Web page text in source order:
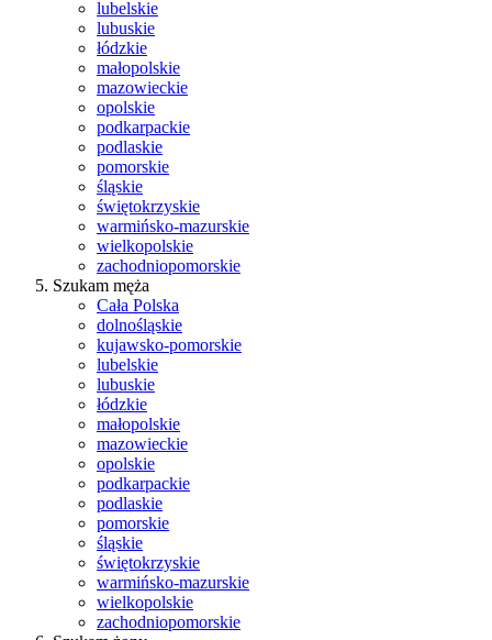
lubelskie
lubuskie
łódzkie
małopolskie
mazowieckie
opolskie
podkarpackie
podlaskie
pomorskie
śląskie
świętokrzyskie
warmińsko-mazurskie
wielkopolskie
zachodniopomorskie
Szukam męża
Cała Polska
dolnośląskie
kujawsko-pomorskie
lubelskie
lubuskie
łódzkie
małopolskie
mazowieckie
opolskie
podkarpackie
podlaskie
pomorskie
śląskie
świętokrzyskie
warmińsko-mazurskie
wielkopolskie
zachodniopomorskie